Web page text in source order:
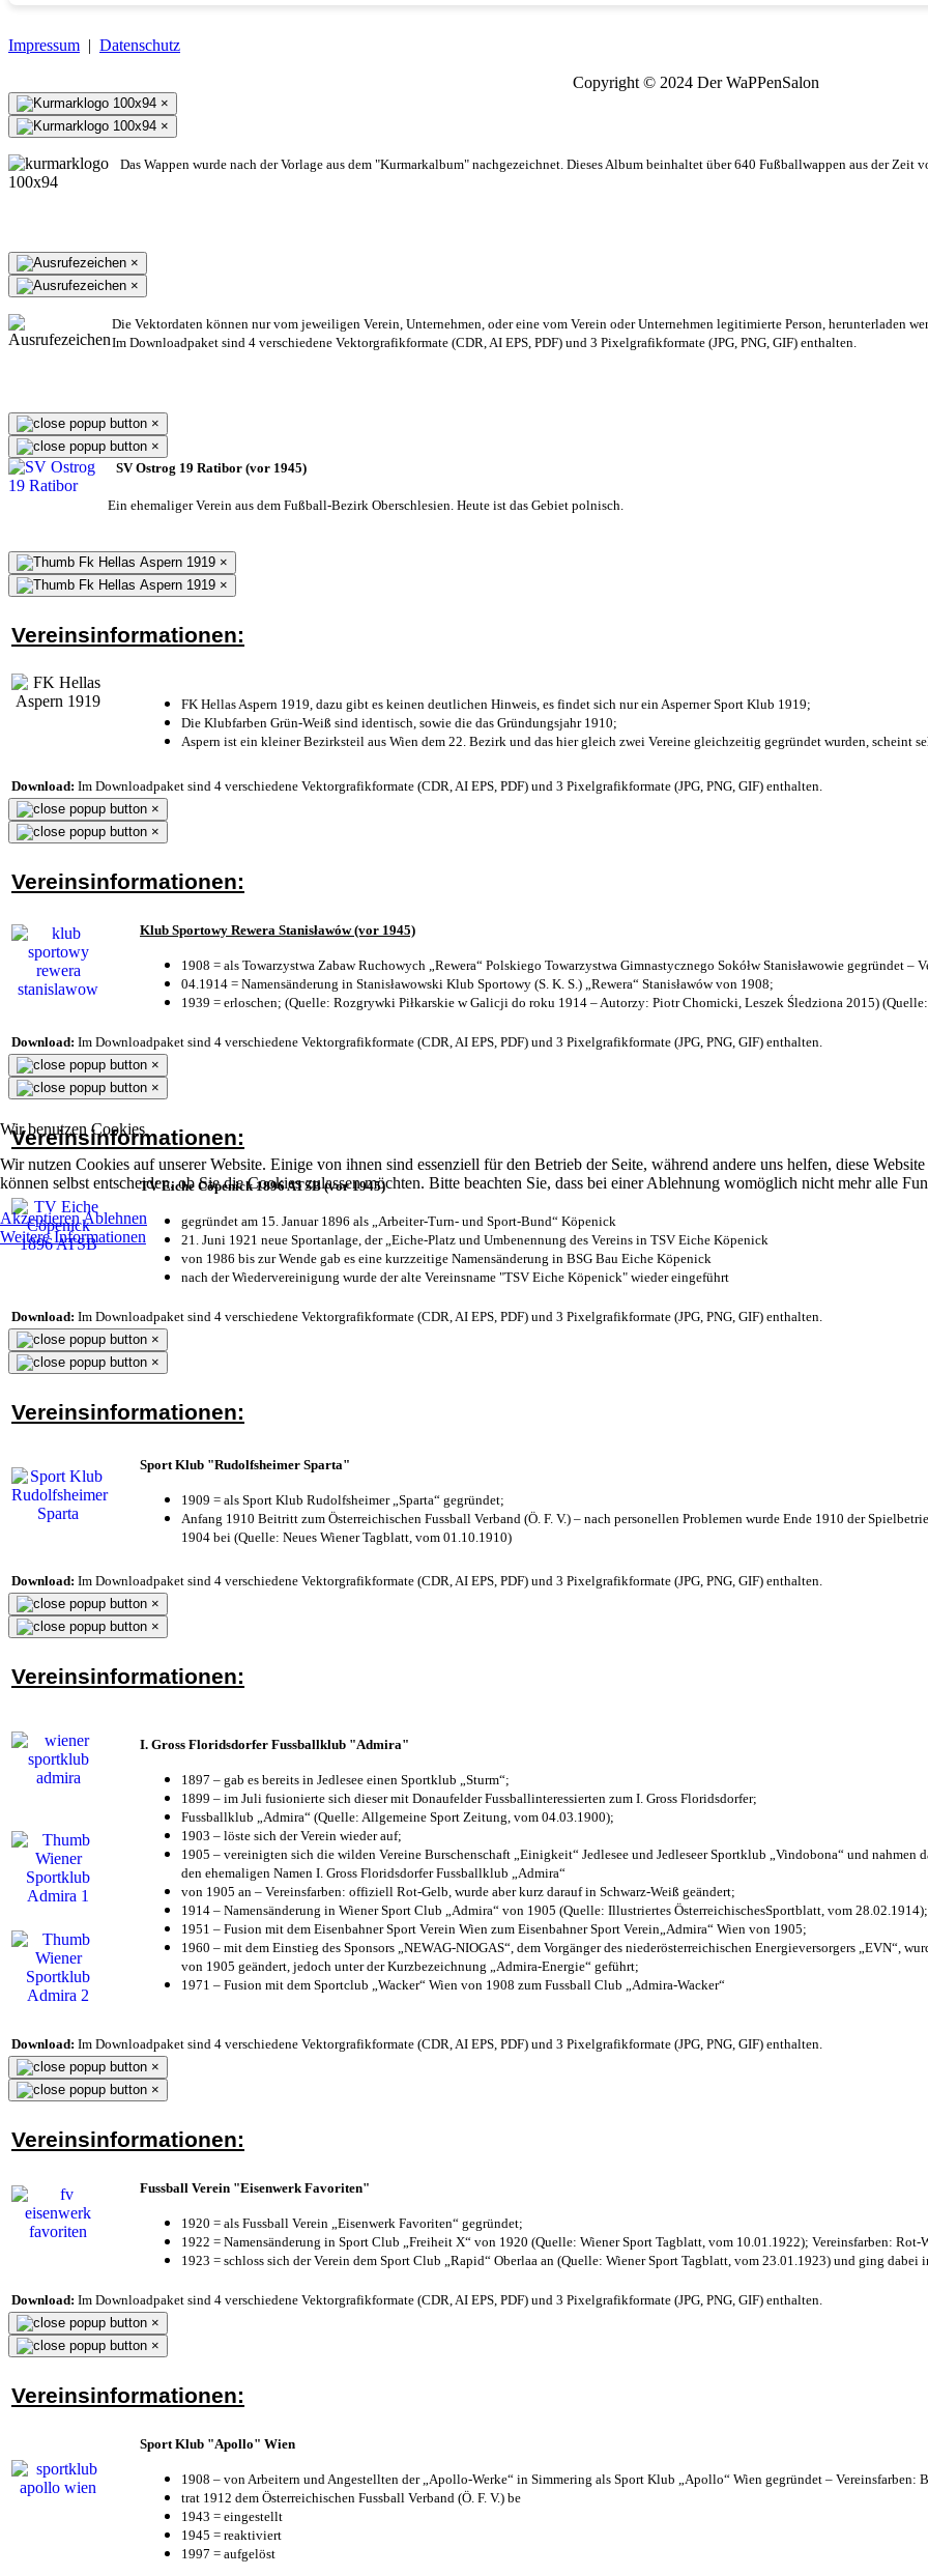
Impressum | Datenschutz
Copyright © 2024 Der WaPPenSalon
Wir benutzen Cookies
Wir nutzen Cookies auf unserer Website. Einige von ihnen sind essenziell für den Betrieb der Seite, während andere uns helfen, diese
können selbst entscheiden, ob Sie die Cookies zulassen möchten. Bitte beachten Sie, dass bei einer Ablehnung womöglich nicht mehr alle
AkzeptierenAblehnen
Weitere Informationen
×
×
Das Wappen wurde nach der Vorlage aus dem "Kurmarkalbum" nachgezeichnet. Dieses Album beinhaltet über 640 Fußballwappen aus der Zeit
×
×
Die Vektordaten können nur vom jeweiligen Verein, Unternehmen, oder eine vom Verein oder Unternehmen legitimierte Person, herunterladen
Im Downloadpaket sind 4 verschiedene Vektorgrafikformate (CDR, AI EPS, PDF) und 3 Pixelgrafikformate (JPG, PNG, GIF) enthalten.
×
×
SV Ostrog 19 Ratibor (vor 1945)
Ein ehemaliger Verein aus dem Fußball-Bezirk Oberschlesien. Heute ist das Gebiet polnisch.
×
×
Vereinsinformationen:
FK Hellas Aspern 1919, dazu gibt es keinen deutlichen Hinweis, es findet sich nur ein Asperner Sport Klub 1919;
Die Klubfarben Grün-Weiß sind identisch, sowie die das Gründungsjahr 1910;
Aspern ist ein kleiner Bezirksteil aus Wien dem 22. Bezirk und das hier gleich zwei Vereine gleichzeitig gegründet wurden, scheint
Download: Im Downloadpaket sind 4 verschiedene Vektorgrafikformate (CDR, AI EPS, PDF) und 3 Pixelgrafikformate (JPG, PNG, GIF) enthalten.
×
×
Vereinsinformationen:
Klub Sportowy Rewera Stanisławów (vor 1945)
1908 = als Towarzystwa Zabaw Ruchowych „Rewera“ Polskiego Towarzystwa Gimnastycznego Sokółw Stanisławowie gegründet –
04.1914 = Namensänderung in Stanisławowski Klub Sportowy (S. K. S.) „Rewera“ Stanisławów von 1908;
1939 = erloschen; (Quelle: Rozgrywki Piłkarskie w Galicji do roku 1914 – Autorzy: Piotr Chomicki, Leszek Śledziona 2015) (Quelle:
Download: Im Downloadpaket sind 4 verschiedene Vektorgrafikformate (CDR, AI EPS, PDF) und 3 Pixelgrafikformate (JPG, PNG, GIF) enthalten.
×
×
Vereinsinformationen:
TV Eiche Cöpenick 1896 ATSB (vor 1945)
gegründet am 15. Januar 1896 als „Arbeiter-Turn- und Sport-Bund“ Köpenick
21. Juni 1921 neue Sportanlage, der „Eiche-Platz und Umbenennung des Vereins in TSV Eiche Köpenick
von 1986 bis zur Wende gab es eine kurzzeitige Namensänderung in BSG Bau Eiche Köpenick
nach der Wiedervereinigung wurde der alte Vereinsname "TSV Eiche Köpenick" wieder eingeführt
Download: Im Downloadpaket sind 4 verschiedene Vektorgrafikformate (CDR, AI EPS, PDF) und 3 Pixelgrafikformate (JPG, PNG, GIF) enthalten.
×
×
Vereinsinformationen:
Sport Klub "Rudolfsheimer Sparta"
1909 = als Sport Klub Rudolfsheimer „Sparta“ gegründet;
Anfang 1910 Beitritt zum Österreichischen Fussball Verband (Ö. F. V.) – nach personellen Problemen wurde Ende 1910 der
1904 bei (Quelle: Neues Wiener Tagblatt, vom 01.10.1910)
Download: Im Downloadpaket sind 4 verschiedene Vektorgrafikformate (CDR, AI EPS, PDF) und 3 Pixelgrafikformate (JPG, PNG, GIF) enthalten.
×
×
Vereinsinformationen:
I. Gross Floridsdorfer Fussballklub "Admira"
1897 – gab es bereits in Jedlesee einen Sportklub „Sturm“;
1899 – im Juli fusionierte sich dieser mit Donaufelder Fussballinteressierten zum I. Gross Floridsdorfer;
Fussballklub „Admira“ (Quelle: Allgemeine Sport Zeitung, vom 04.03.1900);
1903 – löste sich der Verein wieder auf;
1905 – vereinigten sich die wilden Vereine Burschenschaft „Einigkeit“ Jedlesee und Jedleseer Sportklub „Vindobona“ und nahmen
den ehemaligen Namen I. Gross Floridsdorfer Fussballklub „Admira“
von 1905 an – Vereinsfarben: offiziell Rot-Gelb, wurde aber kurz darauf in Schwarz-Weiß geändert;
1914 – Namensänderung in Wiener Sport Club „Admira“ von 1905 (Quelle: Illustriertes ÖsterreichischesSportblatt, vom 28.02.1914);
1951 – Fusion mit dem Eisenbahner Sport Verein Wien zum Eisenbahner Sport Verein„Admira“ Wien von 1905;
1960 – mit dem Einstieg des Sponsors „NEWAG-NIOGAS“, dem Vorgänger des niederösterreichischen Energieversorgers „EVN“,
von 1905 geändert, jedoch unter der Kurzbezeichnung „Admira-Energie“ geführt;
1971 – Fusion mit dem Sportclub „Wacker“ Wien von 1908 zum Fussball Club „Admira-Wacker“
Download: Im Downloadpaket sind 4 verschiedene Vektorgrafikformate (CDR, AI EPS, PDF) und 3 Pixelgrafikformate (JPG, PNG, GIF) enthalten.
×
×
Vereinsinformationen:
Fussball Verein "Eisenwerk Favoriten"
1920 = als Fussball Verein „Eisenwerk Favoriten“ gegründet;
1922 = Namensänderung in Sport Club „Freiheit X“ von 1920 (Quelle: Wiener Sport Tagblatt, vom 10.01.1922); Vereinsfarben: Rot-
1923 = schloss sich der Verein dem Sport Club „Rapid“ Oberlaa an (Quelle: Wiener Sport Tagblatt, vom 23.01.1923) und ging dabei
Download: Im Downloadpaket sind 4 verschiedene Vektorgrafikformate (CDR, AI EPS, PDF) und 3 Pixelgrafikformate (JPG, PNG, GIF) enthalten.
×
×
Vereinsinformationen:
Sport Klub "Apollo" Wien
1908 – von Arbeitern und Angestellten der „Apollo-Werke“ in Simmering als Sport Klub „Apollo“ Wien gegründet – Vereinsfarben:
trat 1912 dem Österreichischen Fussball Verband (Ö. F. V.) be
1943 = eingestellt
1945 = reaktiviert
1997 = aufgelöst